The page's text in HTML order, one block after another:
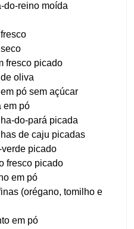
do-reino moída
fresco picado
oliva
pó sem açúcar
em pó
do-pará picada
de caju picadas
picado
fresco picado
em pó
(orégano, tomilho e
em pó